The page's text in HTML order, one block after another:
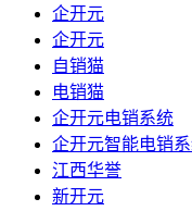
企开元
企开元
自销猫
电销猫
企开元电销系统
企开元智能电销
江西华誉
新开元